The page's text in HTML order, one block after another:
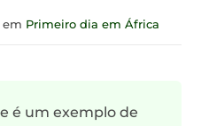
em Primeiro dia em África
é um exemplo de